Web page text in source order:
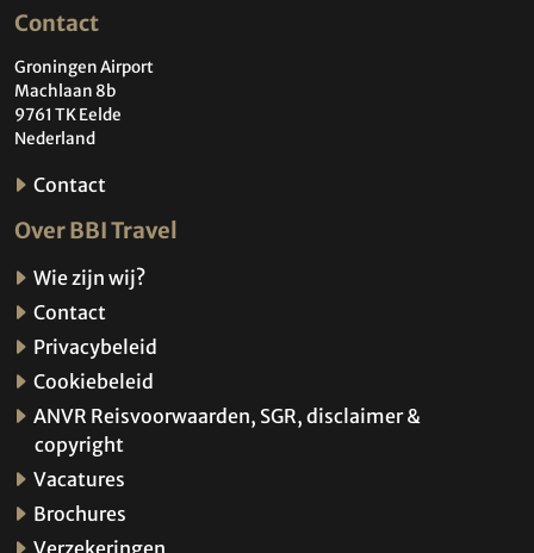
Contact
Groningen Airport
Machlaan 8b
9761 TK Eelde
Nederland
Contact
Over BBI Travel
Wie zijn wij?
Contact
Privacybeleid
Cookiebeleid
ANVR Reisvoorwaarden, SGR, disclaimer &
copyright
Vacatures
Brochures